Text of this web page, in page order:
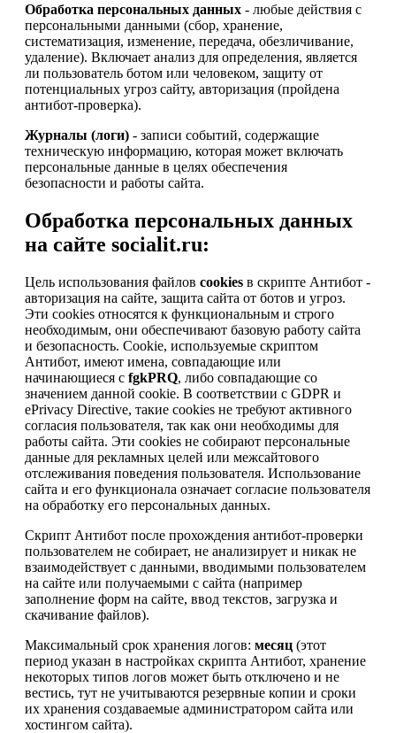
Обработка персональных данных - любые действия с
персональными данными (сбор, хранение,
систематизация, изменение, передача, обезличивание,
удаление). Включает анализ для определения, является
ли пользователь ботом или человеком, защиту от
потенциальных угроз сайту, авторизация (пройдена
антибот-проверка).
Журналы (логи) - записи событий, содержащие
техническую информацию, которая может включать
персональные данные в целях обеспечения
безопасности и работы сайта.
Обработка персональных данных
на сайте socialit.ru:
Цель использования файлов cookies в скрипте Антибот -
авторизация на сайте, защита сайта от ботов и угроз.
Эти cookies относятся к функциональным и строго
необходимым, они обеспечивают базовую работу сайта
и безопасность. Cookie, используемые скриптом
Антибот, имеют имена, совпадающие или
начинающиеся с fgkPRQ, либо совпадающие со
значением данной cookie. В соответствии с GDPR и
ePrivacy Directive, такие cookies не требуют активного
согласия пользователя, так как они необходимы для
работы сайта. Эти cookies не собирают персональные
данные для рекламных целей или межсайтового
отслеживания поведения пользователя. Использование
сайта и его функционала означает согласие пользователя
на обработку его персональных данных.
Скрипт Антибот после прохождения антибот-проверки
пользователем не собирает, не анализирует и никак не
взаимодействует с данными, вводимыми пользователем
на сайте или получаемыми с сайта (например
заполнение форм на сайте, ввод текстов, загрузка и
скачивание файлов).
Максимальный срок хранения логов: месяц (этот
период указан в настройках скрипта Антибот, хранение
некоторых типов логов может быть отключено и не
вестись, тут не учитываются резервные копии и сроки
их хранения создаваемые администратором сайта или
хостингом сайта).